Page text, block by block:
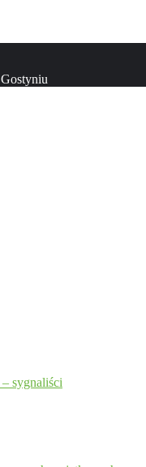
sygnaliści